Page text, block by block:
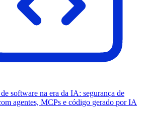
software na era da IA: segurança de
agentes, MCPs e código gerado por IA